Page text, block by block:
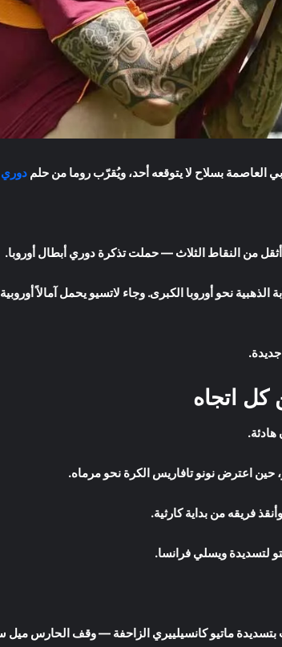
العاصمة بسلاح لا يتوقعه أحد، ويُقرّب روما من حلمدوري
من النقاط الثلاث — حملت تذكرة دوري أبطال أوروبا.
الذهبية نحو أوروبا الكبرى. وجاء لاتسيو يحمل آمالاً
كل اتجاه
هادئة.
حين اعترض نونو تافاريس الكرة نحو مرماه.
فريقه من بداية كارثية.
لتسديدة ويسلي فرانسا.
ماتيو كانسيلييري الزاحفة — وقف الحارس ميل